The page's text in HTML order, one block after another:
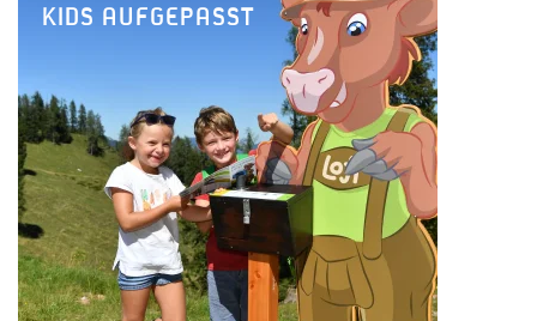
KIDS AUFGEPASST